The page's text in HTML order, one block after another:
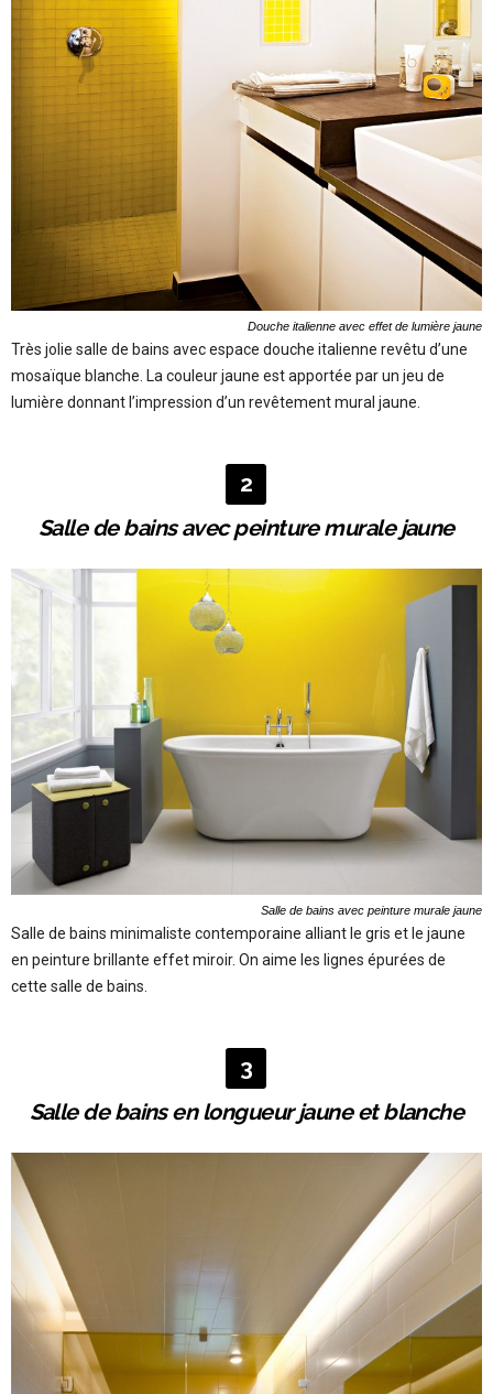
Douche italienne avec effet de lumière jaune
Très jolie salle de bains avec espace douche italienne revêtu d’une
mosaïque blanche. La couleur jaune est apportée par un jeu de
lumière donnant l’impression d’un revêtement mural jaune.
2
Salle de bains avec peinture murale jaune
Salle de bains avec peinture murale jaune
Salle de bains minimaliste contemporaine alliant le gris et le jaune
en peinture brillante effet miroir. On aime les lignes épurées de
cette salle de bains.
3
Salle de bains en longueur jaune et blanche